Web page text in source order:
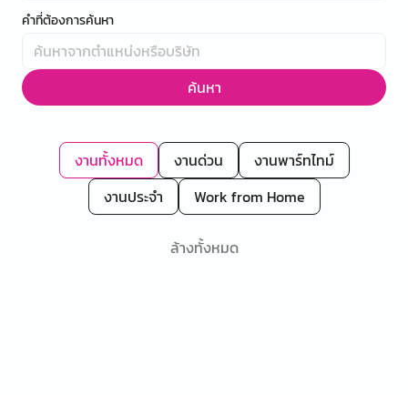
คำที่ต้องการค้นหา
ค้นหา
งานทั้งหมด งานด่วน
งานพาร์ทไทม์
งานประจำ
Work from Home
ล้างทั้งหมด